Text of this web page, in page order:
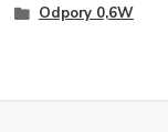
Odpory 0,6W